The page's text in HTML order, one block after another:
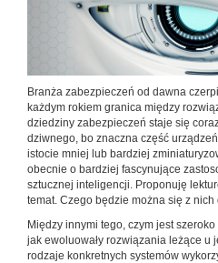
Branża zabezpieczeń od dawna
każdym rokiem granica między
dziedziny zabezpieczeń staje się
dziwnego, bo znaczna część
istocie mniej lub bardziej
obecnie o bardziej fascynujące
sztucznej inteligencji. Proponuję
temat. Czego będzie można się z
Między innymi tego, czym jest
jak ewoluowały rozwiązania leżące u
rodzaje konkretnych systemów